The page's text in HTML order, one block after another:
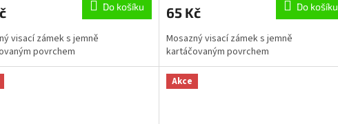
Do košíku
visací zámek s jemně
povrchem
65 Kč Do košíku
Mosazný visací zámek s jemně
kartáčovaným povrchem
Akce